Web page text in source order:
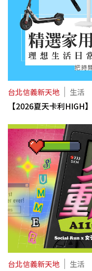
台北信義新天地 生活
【2026夏天卡利HIGH
台北信義新天地 生活